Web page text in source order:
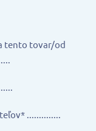
tento tovar/od
..............